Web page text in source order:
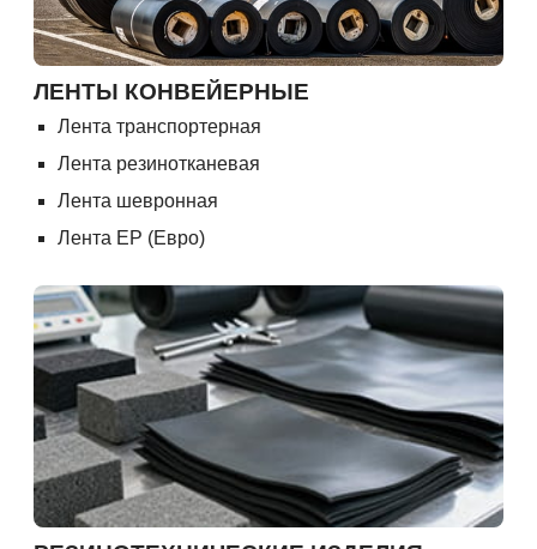
ЛЕНТЫ КОНВЕЙЕРНЫЕ
Лента транспортерная
Лента резинотканевая
Лента шевронная
Лента ЕР (Евро)